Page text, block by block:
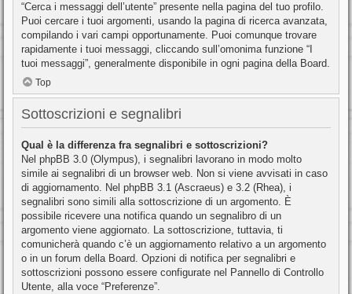
“Cerca i messaggi dell’utente” presente nella pagina del tuo profilo.
Puoi cercare i tuoi argomenti, usando la pagina di ricerca avanzata,
compilando i vari campi opportunamente. Puoi comunque trovare
rapidamente i tuoi messaggi, cliccando sull’omonima funzione “I
tuoi messaggi”, generalmente disponibile in ogni pagina della Board.
Top
Sottoscrizioni e segnalibri
Qual è la differenza fra segnalibri e sottoscrizioni?
Nel phpBB 3.0 (Olympus), i segnalibri lavorano in modo molto
simile ai segnalibri di un browser web. Non si viene avvisati in caso
di aggiornamento. Nel phpBB 3.1 (Ascraeus) e 3.2 (Rhea), i
segnalibri sono simili alla sottoscrizione di un argomento. È
possibile ricevere una notifica quando un segnalibro di un
argomento viene aggiornato. La sottoscrizione, tuttavia, ti
comunicherà quando c’è un aggiornamento relativo a un argomento
o in un forum della Board. Opzioni di notifica per segnalibri e
sottoscrizioni possono essere configurate nel Pannello di Controllo
Utente, alla voce “Preferenze”.